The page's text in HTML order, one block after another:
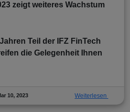
zeigt weiteres Wachstum
Teil der IFZ FinTech
die Gelegenheit Ihnen
10, 2023 Weiterlesen